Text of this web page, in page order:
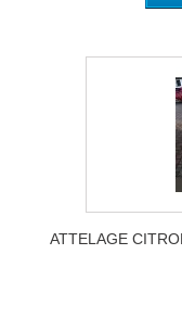
ATTELAGE